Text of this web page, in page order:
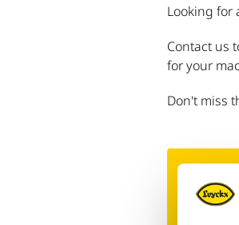
Looking for
Contact us
for your
Don't miss